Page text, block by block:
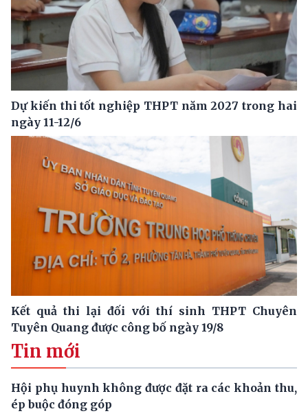
Dự kiến thi tốt nghiệp THPT năm 2027 trong hai
ngày 11-12/6
Kết quả thi lại đối với thí sinh THPT Chuyên
Tuyên Quang được công bố ngày 19/8
Tin mới
Hội phụ huynh không được đặt ra các khoản thu,
ép buộc đóng góp